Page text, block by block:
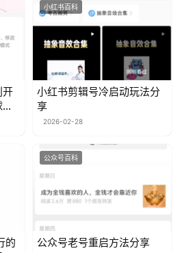
开
小红书百科
小红书剪辑号冷启动玩法分
享
2026-02-28
的
公众号百科
公众号老号重启方法分享